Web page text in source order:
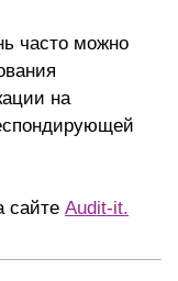
часто можно
на
сайте Audit-it.